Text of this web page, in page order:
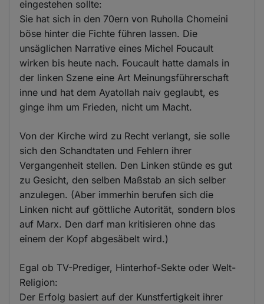
eingestehen sollte:
Sie hat sich in den 70ern von Ruholla Chomeini
böse hinter die Fichte führen lassen. Die
unsäglichen Narrative eines Michel Foucault
wirken bis heute nach. Foucault hatte damals in
der linken Szene eine Art Meinungsführerschaft
inne und hat dem Ayatollah naiv geglaubt, es
ginge ihm um Frieden, nicht um Macht.
Von der Kirche wird zu Recht verlangt, sie solle
sich den Schandtaten und Fehlern ihrer
Vergangenheit stellen. Den Linken stünde es gut
zu Gesicht, den selben Maßstab an sich selber
anzulegen. (Aber immerhin berufen sich die
Linken nicht auf göttliche Autorität, sondern blos
auf Marx. Den darf man kritisieren ohne das
einem der Kopf abgesäbelt wird.)
Egal ob TV-Prediger, Hinterhof-Sekte oder Welt-
Religion:
Der Erfolg basiert auf der Kunstfertigkeit ihrer